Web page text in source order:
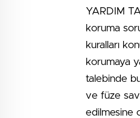
YARDIM
koruma
kuralları
korumaya
talebinde
ve füze
edilmesine